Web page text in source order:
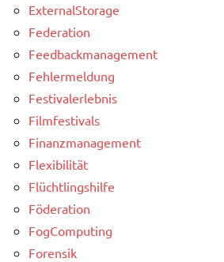
ExternalStorage
Federation
Feedbackmanagement
Fehlermeldung
Festivalerlebnis
Filmfestivals
Finanzmanagement
Flexibilität
Flüchtlingshilfe
Föderation
FogComputing
Forensik